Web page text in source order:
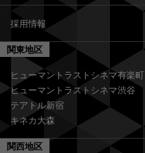
採用情報
関東地区
ヒューマントラストシネマ有楽町
ヒューマントラストシネマ渋谷
テアトル新宿
キネカ大森
関西地区